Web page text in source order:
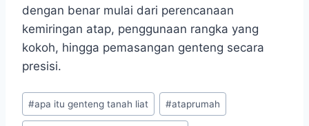
dengan benar mulai dari perencanaan
kemiringan atap, penggunaan rangka yang
kokoh, hingga pemasangan genteng secara
presisi.
#apa itu genteng tanah liat #ataprumah